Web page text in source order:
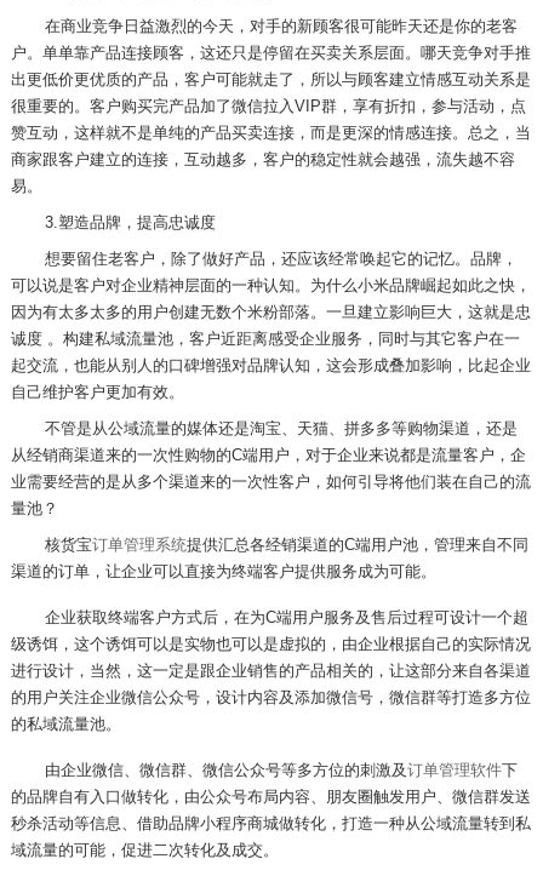
在商业竞争日益激烈的今天，对手的新顾客很可能昨天还是你的老客
户。单单靠产品连接顾客，这还只是停留在买卖关系层面。哪天竞争对手推
出更低价更优质的产品，客户可能就走了，所以与顾客建立情感互动关系是
很重要的。客户购买完产品加了微信拉入VIP群，享有折扣，参与活动，点
赞互动，这样就不是单纯的产品买卖连接，而是更深的情感连接。总之，当
商家跟客户建立的连接，互动越多，客户的稳定性就会越强，流失越不容
易。
3.塑造品牌，提高忠诚度
想要留住老客户，除了做好产品，还应该经常唤起它的记忆。品牌，
可以说是客户对企业精神层面的一种认知。为什么小米品牌崛起如此之快，
因为有太多太多的用户创建无数个米粉部落。一旦建立影响巨大，这就是忠
诚度 。构建私域流量池，客户近距离感受企业服务，同时与其它客户在一
起交流，也能从别人的口碑增强对品牌认知，这会形成叠加影响，比起企业
自己维护客户更加有效。
不管是从公域流量的媒体还是淘宝、天猫、拼多多等购物渠道，还是
从经销商渠道来的一次性购物的C端用户，对于企业来说都是流量客户，企
业需要经营的是从多个渠道来的一次性客户，如何引导将他们装在自己的流
量池？
核货宝订单管理系统提供汇总各经销渠道的C端用户池，管理来自不同
渠道的订单，让企业可以直接为终端客户提供服务成为可能。
企业获取终端客户方式后，在为C端用户服务及售后过程可设计一个超
级诱饵，这个诱饵可以是实物也可以是虚拟的，由企业根据自己的实际情况
进行设计，当然，这一定是跟企业销售的产品相关的，让这部分来自各渠道
的用户关注企业微信公众号，设计内容及添加微信号，微信群等打造多方位
的私域流量池。
由企业微信、微信群、微信公众号等多方位的刺激及订单管理软件下
的品牌自有入口做转化，由公众号布局内容、朋友圈触发用户、微信群发送
秒杀活动等信息、借助品牌小程序商城做转化，打造一种从公域流量转到私
域流量的可能，促进二次转化及成交。